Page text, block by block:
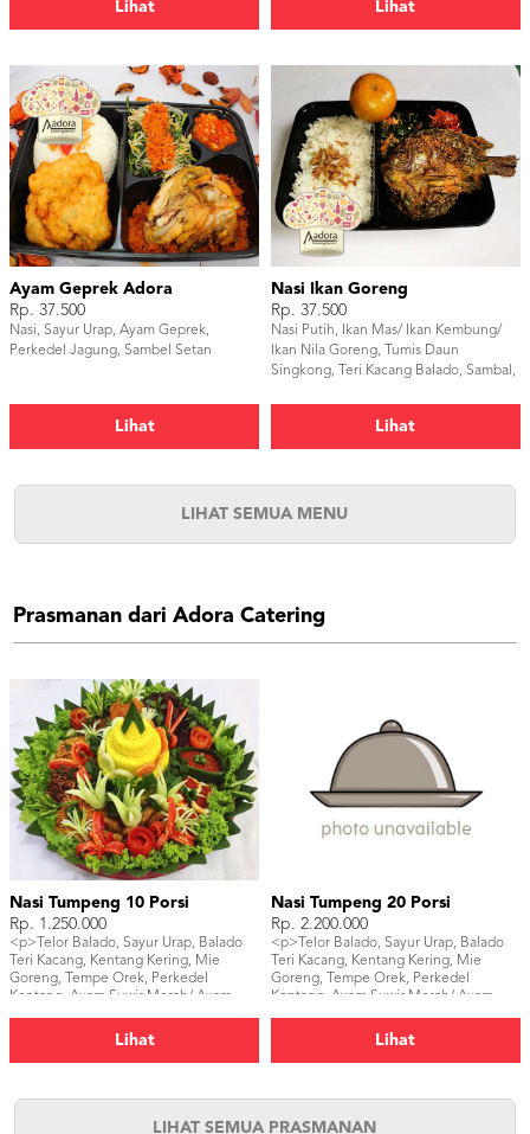
Lihat Lihat
Ayam Geprek Adora
Rp. 37.500
Nasi, Sayur Urap, Ayam Geprek,
Perkedel Jagung, Sambel Setan
Lihat
Nasi Ikan Goreng
Rp. 37.500
Nasi Putih, Ikan Mas/ Ikan Kembung/
Ikan Nila Goreng, Tumis Daun
Singkong, Teri Kacang Balado, Sambal,
Lihat
LIHAT SEMUA MENU
Prasmanan dari Adora Catering
Nasi Tumpeng 10 Porsi
Rp. 1.250.000
<p>Telor Balado, Sayur Urap, Balado
Teri Kacang, Kentang Kering, Mie
Goreng, Tempe Orek, Perkedel
Kentang, Ayam Suwir Merah/ Ayam
Lihat
Nasi Tumpeng 20 Porsi
Rp. 2.200.000
<p>Telor Balado, Sayur Urap, Balado
Teri Kacang, Kentang Kering, Mie
Goreng, Tempe Orek, Perkedel
Kentang, Ayam Suwir Merah/ Ayam
Asin, Tahu Bacem, Kerupuk</p>
Lihat
LIHAT SEMUA PRASMANAN